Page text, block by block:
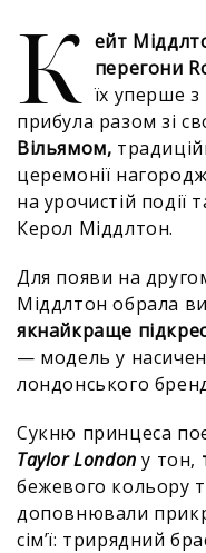
К ейт
перегони
їх уперше
прибула разом зі
Вільямом,
церемонії
на урочистій події
Керол Міддлтон.
Для появи на
Міддлтон обрала
якнайкраще
— модель у
лондонського
Сукню принцеса
Taylor London у тон,
бежевого кольору
доповнювали
сім’ї: трирядний